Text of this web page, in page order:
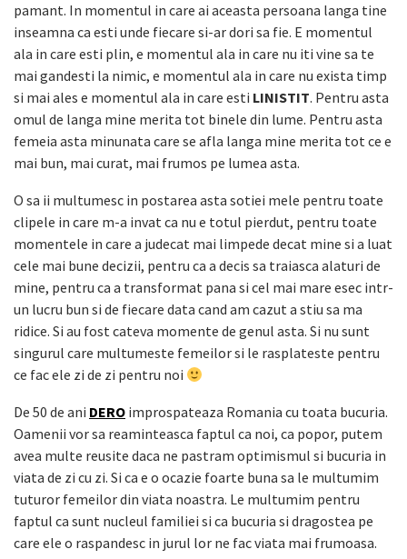
pamant. In momentul in care ai aceasta persoana langa tine
inseamna ca esti unde fiecare si-ar dori sa fie. E momentul
ala in care esti plin, e momentul ala in care nu iti vine sa te
mai gandesti la nimic, e momentul ala in care nu exista timp
si mai ales e momentul ala in care esti LINISTIT. Pentru asta
omul de langa mine merita tot binele din lume. Pentru asta
femeia asta minunata care se afla langa mine merita tot ce e
mai bun, mai curat, mai frumos pe lumea asta.
O sa ii multumesc in postarea asta sotiei mele pentru toate
clipele in care m-a invat ca nu e totul pierdut, pentru toate
momentele in care a judecat mai limpede decat mine si a luat
cele mai bune decizii, pentru ca a decis sa traiasca alaturi de
mine, pentru ca a transformat pana si cel mai mare esec intr-
un lucru bun si de fiecare data cand am cazut a stiu sa ma
ridice. Si au fost cateva momente de genul asta. Si nu sunt
singurul care multumeste femeilor si le rasplateste pentru
ce fac ele zi de zi pentru noi
De 50 de ani DERO improspateaza Romania cu toata bucuria.
Oamenii vor sa reaminteasca faptul ca noi, ca popor, putem
avea multe reusite daca ne pastram optimismul si bucuria in
viata de zi cu zi. Si ca e o ocazie foarte buna sa le multumim
tuturor femeilor din viata noastra. Le multumim pentru
faptul ca sunt nucleul familiei si ca bucuria si dragostea pe
care ele o raspandesc in jurul lor ne fac viata mai frumoasa.